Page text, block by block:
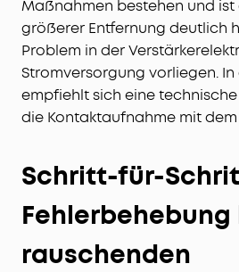
Maßnahmen bestehen und ist
größerer Entfernung deutlich
Problem in der
Stromversorgung vorliegen. In
empfiehlt sich eine
die Kontaktaufnahme mit dem
Schritt-für-
Fehlerbehebung
rauschenden